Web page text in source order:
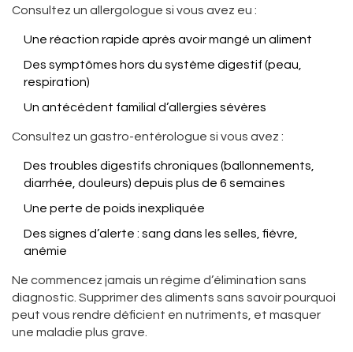
Consultez un allergologue si vous avez eu :
Une réaction rapide après avoir mangé un aliment
Des symptômes hors du système digestif (peau,
respiration)
Un antécédent familial d’allergies sévères
Consultez un gastro-entérologue si vous avez :
Des troubles digestifs chroniques (ballonnements,
diarrhée, douleurs) depuis plus de 6 semaines
Une perte de poids inexpliquée
Des signes d’alerte : sang dans les selles, fièvre,
anémie
Ne commencez jamais un régime d’élimination sans
diagnostic. Supprimer des aliments sans savoir pourquoi
peut vous rendre déficient en nutriments, et masquer
une maladie plus grave.